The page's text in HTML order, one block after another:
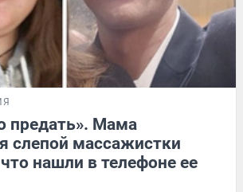
предать». Мама
слепой массажистки
нашли в телефоне ее